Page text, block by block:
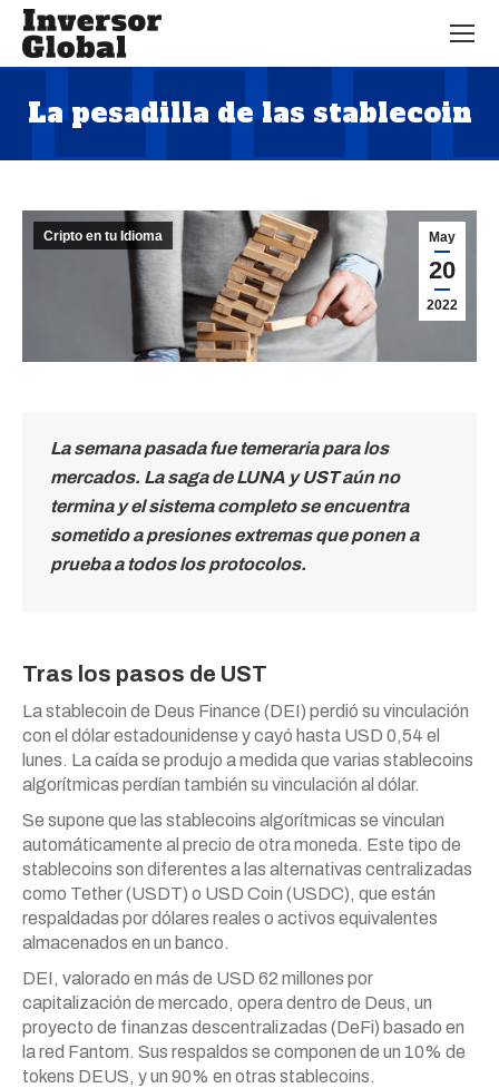
La pesadilla de las stablecoin
May
20
2022
Cripto en tu Idioma
La semana pasada fue temeraria para los
mercados. La saga de LUNA y UST aún no
termina y el sistema completo se encuentra
sometido a presiones extremas que ponen a
prueba a todos los protocolos.
Tras los pasos de UST
La stablecoin de Deus Finance (DEI) perdió su vinculación
con el dólar estadounidense y cayó hasta USD 0,54 el
lunes. La caída se produjo a medida que varias stablecoins
algorítmicas perdían también su vinculación al dólar.
Se supone que las stablecoins algorítmicas se vinculan
automáticamente al precio de otra moneda. Este tipo de
stablecoins son diferentes a las alternativas centralizadas
como Tether (USDT) o USD Coin (USDC), que están
respaldadas por dólares reales o activos equivalentes
almacenados en un banco.
DEI, valorado en más de USD 62 millones por
capitalización de mercado, opera dentro de Deus, un
proyecto de finanzas descentralizadas (DeFi) basado en
la red Fantom. Sus respaldos se componen de un 10% de
tokens DEUS, y un 90% en otras stablecoins.